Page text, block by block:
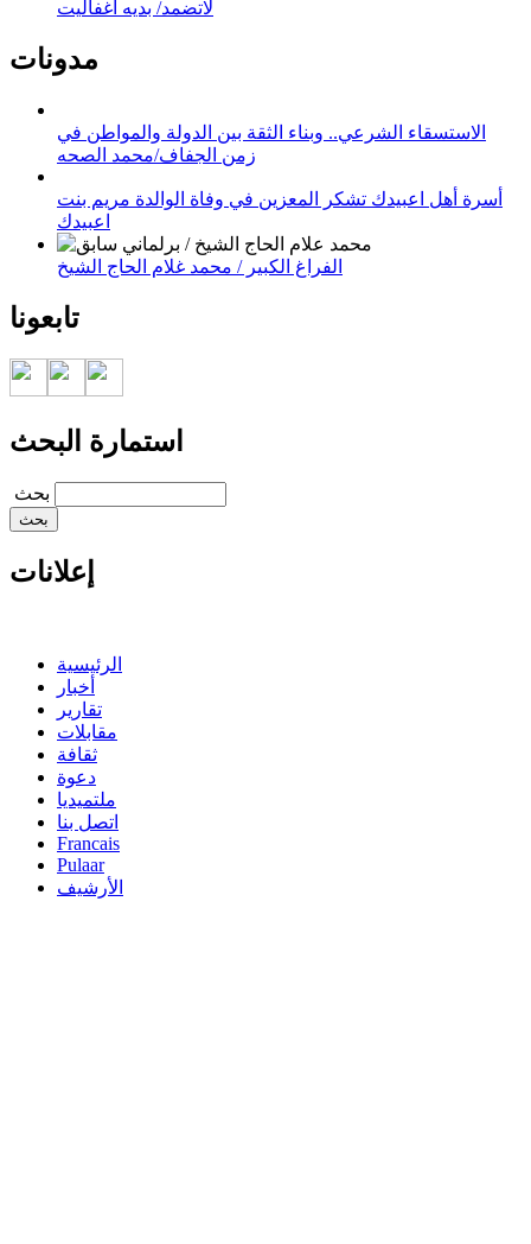
لاتضمد/ بديه اغفاليت
مدونات
الاستسقاء الشرعي.. وبناء الثقة بين الدولة والمواطن في
زمن الجفاف/محمد الصحه
أسرة أهل اعبيدك تشكر المعزين في وفاة الوالدة مريم بنت
اعبيدك
الفراغ الكبير / محمد غلام الحاج الشيخ
تابعونا
استمارة البحث
‏بحث ‏
إعلانات
الرئيسية
أخبار
تقارير
مقابلات
ثقافة
دعوة
ملتميديا
اتصل بنا
Francais
Pulaar
الأرشيف